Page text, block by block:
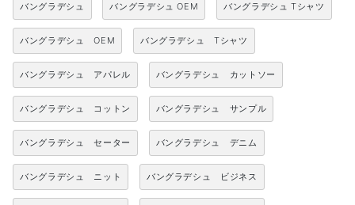
バングラデシュ バングラデシュ OEM バングラデシュ Tシャツ
バングラデシュ OEM バングラデシュ Tシャツ
バングラデシュ アパレル バングラデシュ カットソー
バングラデシュ コットン バングラデシュ サンプル
バングラデシュ セーター バングラデシュ デニム
バングラデシュ ニット バングラデシュ ビジネス